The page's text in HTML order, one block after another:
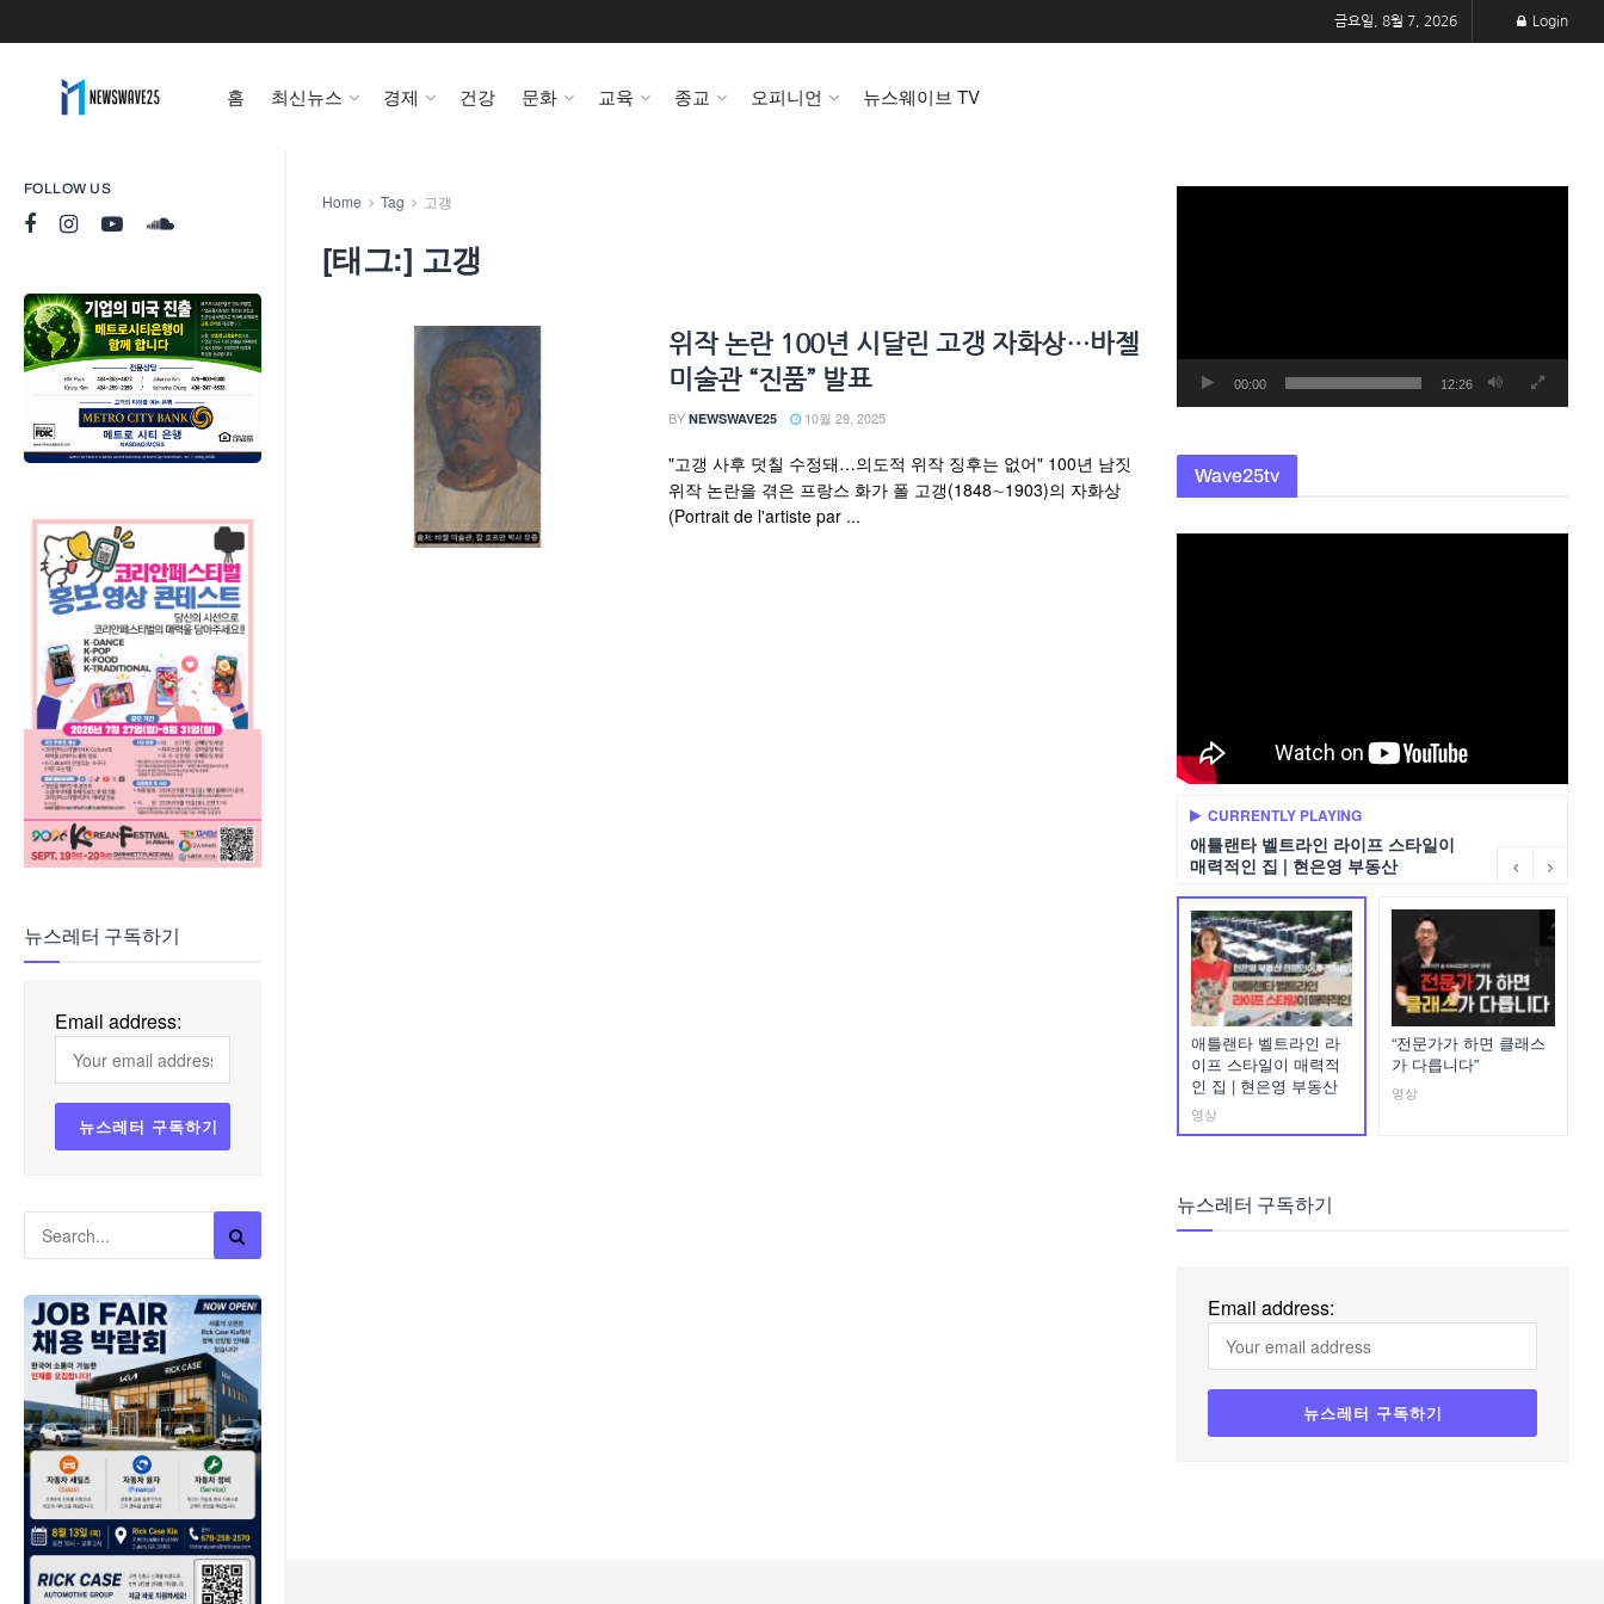
FOLLOW US
뉴스레터 구독하기
Email address:
금요일, 8월 7, 2026 Login
홈 최신뉴스 경제 건강 문화 교육 종교 오피니언 뉴스웨이브 TV
Home Tag 고갱
[태그:] 고갱
위작 논란 100년 시달린 고갱 자화상…바젤
미술관 “진품” 발표
BY NEWSWAVE25 10월 29, 2025
"고갱 사후 덧칠 수정돼…의도적 위작 징후는 없어" 100년 남짓
위작 논란을 겪은 프랑스 화가 폴 고갱(1848∼1903)의 자화상
(Portrait de l'artiste par ...
00:00 12:26
Wave25tv
CURRENTLY PLAYING
애틀랜타 벨트라인 라이프 스타일이
매력적인 집 | 현은영 부동산
애틀랜타 벨트라인 라
이프 스타일이 매력적
인 집 | 현은영 부동산
영상
“전문가가 하면 클래스
가 다릅니다”
영상
뉴스레터 구독하기
Email address: